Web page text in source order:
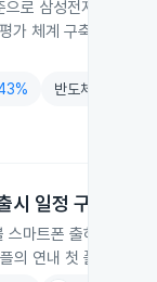
로 삼성전자와 SK하
체계 구축 등 구체
반도체
일정 구체화
스마트폰 출하량이
의 연내 첫 폴더블 아